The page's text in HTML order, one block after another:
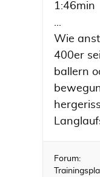
1:46min
...
Wie
400er
ballern
Forum: